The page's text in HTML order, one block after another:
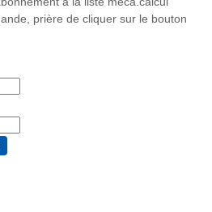
prière de cliquer sur le bouton